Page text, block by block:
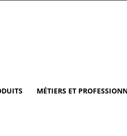
MÉTIERS ET